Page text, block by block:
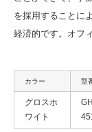
を採用することに
経済的です。オフ
カラー 型
グロスホ
ワイト